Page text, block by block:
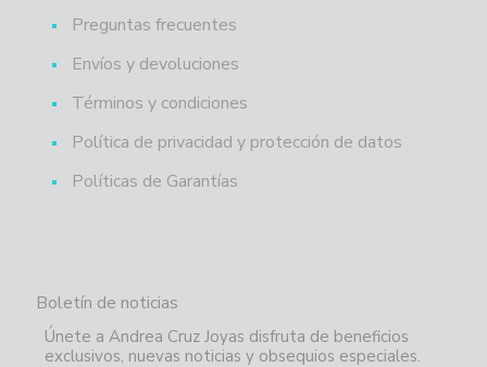
Preguntas frecuentes
Envíos y devoluciones
Términos y condiciones
Política de privacidad y protección de datos
Políticas de Garantías
Boletín de noticias
Únete a Andrea Cruz Joyas disfruta de beneficios
exclusivos, nuevas noticias y obsequios especiales.